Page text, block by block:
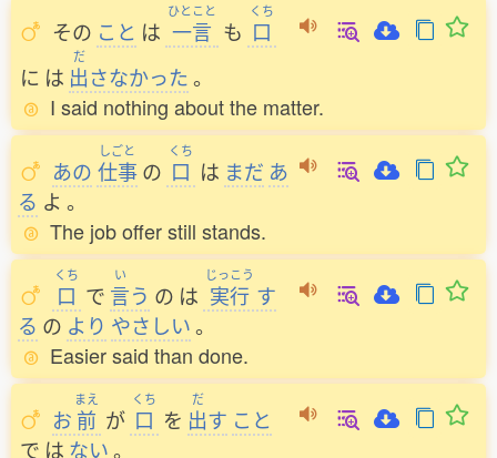
その こと は
ひとこと
一言 も
くち
口
に は
だ
出さなかった。
I said nothing about the matter.
あの
しごと
仕事 の
くち
口 は まだ あ
る よ 。
The job offer still stands.
くち
口 で
い
言う の は
じっこう
実行 す
る の より やさしい。
Easier said than done.
お
まえ
前 が
くち
口 を
だ
出す こと
で は ない。